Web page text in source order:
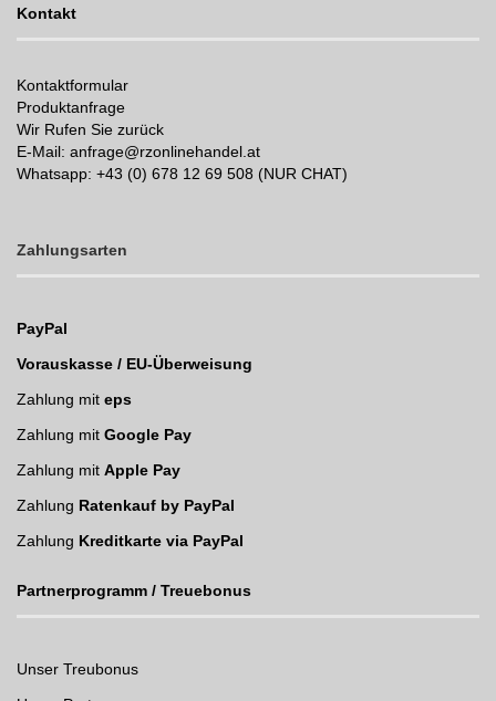
Kontakt
Kontaktformular
Produktanfrage
Wir Rufen Sie zurück
E-Mail: anfrage@rzonlinehandel.at
Whatsapp: +43 (0) 678 12 69 508 (NUR CHAT)
Zahlungsarten
PayPal
Vorauskasse / EU-Überweisung
Zahlung mit eps
Zahlung mit Google Pay
Zahlung mit Apple Pay
Zahlung Ratenkauf by PayPal
Zahlung Kreditkarte via PayPal
Partnerprogramm / Treuebonus
Unser Treubonus